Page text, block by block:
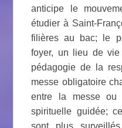
anticipe le
étudier à Saint-
filières au bac; le
foyer, un lieu de
pédagogie de la
messe obligatoire
entre la messe ou
spirituelle guidée;
sont plus